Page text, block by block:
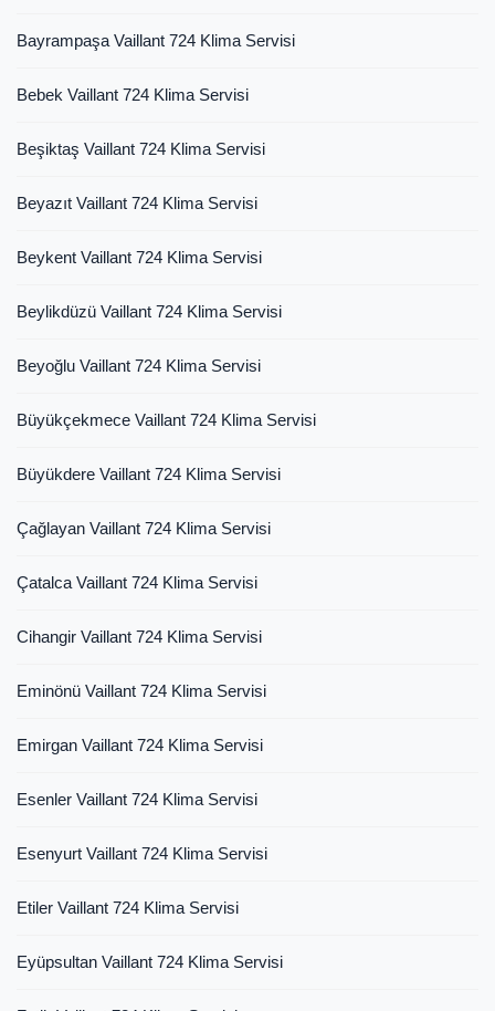
Bayrampaşa Vaillant 724 Klima Servisi
Bebek Vaillant 724 Klima Servisi
Beşiktaş Vaillant 724 Klima Servisi
Beyazıt Vaillant 724 Klima Servisi
Beykent Vaillant 724 Klima Servisi
Beylikdüzü Vaillant 724 Klima Servisi
Beyoğlu Vaillant 724 Klima Servisi
Büyükçekmece Vaillant 724 Klima Servisi
Büyükdere Vaillant 724 Klima Servisi
Çağlayan Vaillant 724 Klima Servisi
Çatalca Vaillant 724 Klima Servisi
Cihangir Vaillant 724 Klima Servisi
Eminönü Vaillant 724 Klima Servisi
Emirgan Vaillant 724 Klima Servisi
Esenler Vaillant 724 Klima Servisi
Esenyurt Vaillant 724 Klima Servisi
Etiler Vaillant 724 Klima Servisi
Eyüpsultan Vaillant 724 Klima Servisi